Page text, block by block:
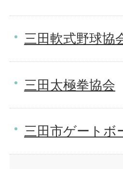
三田軟式野球協
三田太極拳協会
三田市ゲートボ